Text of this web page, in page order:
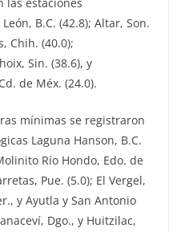
las estaciones
B.C. (42.8); Altar, Son.
Chih. (40.0);
Sin. (38.6), y
de Méx. (24.0).
mínimas se registraron
Laguna Hanson, B.C.
Río Hondo, Edo. de
Pue. (5.0); El Vergel,
y Ayutla y San Antonio
Dgo., y Huitzilac,